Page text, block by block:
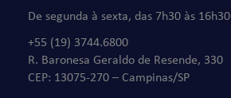
De segunda à sexta, das 7h30 às 16h30
+55 (19) 3744.6800
R. Baronesa Geraldo de Resende, 330
CEP: 13075-270 – Campinas/SP